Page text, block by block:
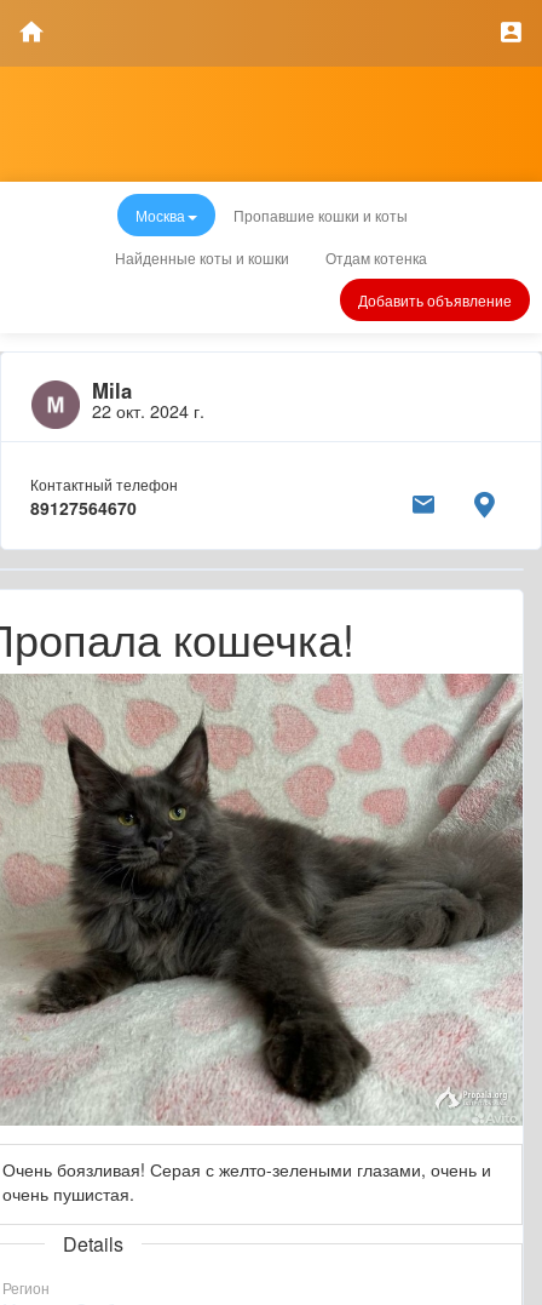
Москва Пропавшие кошки и коты
Найденные коты и кошки Отдам котенка
Добавить объявление
Mila
22 окт. 2024 г.
Контактный телефон
89127564670
кошечка!
Очень боязливая! Серая с желто-зелеными глазами, очень и
очень пушистая.
Details
Регион